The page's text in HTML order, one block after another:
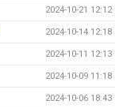
2024-10-21 12:12
2024-10-14 12:18
2024-10-11 12:13
2024-10-09 11:18
2024-10-06 18:43